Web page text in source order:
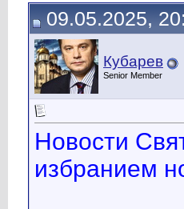
09.05.2025,
Кубарев
Senior Member
Новости
избранием